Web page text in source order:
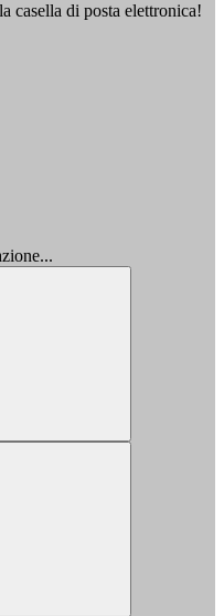
casella di posta elettronica!